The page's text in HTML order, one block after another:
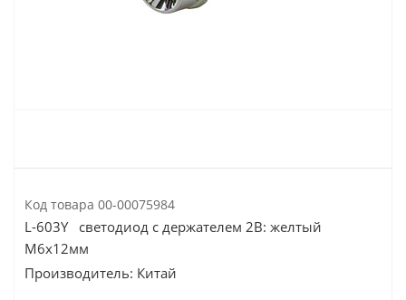
Код товара 00-00075984
L-603Y светодиод с держателем 2В: желтый
M6x12мм
Производитель: Китай